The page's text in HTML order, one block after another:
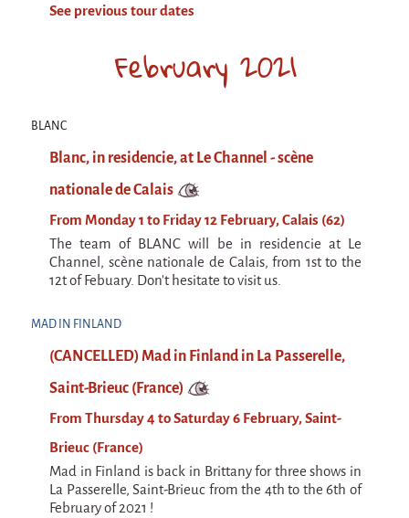
Muscle Pain
La Brise de la Pastille
L'âne & la carotte
Les maîtres du désordre
L'essaim - participative project surrounding
La Brise de la Pastille
Mad in Finland
Sans-culotte
Sans-culotte
New productions
Espèce d'idiot
Il va pleuvoir
Il va pleuvoir
And before that?
Risque ZérO
BOI
See previous tour dates
February 2021
BLANC
Blanc, in residencie, at Le Channel - scène
nationale de Calais
From Monday 1 to Friday 12 February, Calais (62)
The team of BLANC will be in residencie at Le
Channel, scène nationale de Calais, from 1st to the
12t of Febuary. Don't hesitate to visit us.
MAD IN FINLAND
(CANCELLED) Mad in Finland in La Passerelle,
Saint-Brieuc (France)
From Thursday 4 to Saturday 6 February, Saint-
Brieuc (France)
Mad in Finland is back in Brittany for three shows in
La Passerelle, Saint-Brieuc from the 4th to the 6th of
February of 2021 !